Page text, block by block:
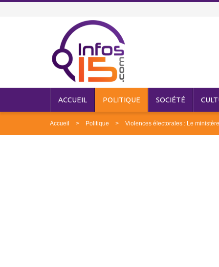
ACCUEIL POLITIQUE SOCIÉTÉ
Accueil Politique Violences électorales : Le